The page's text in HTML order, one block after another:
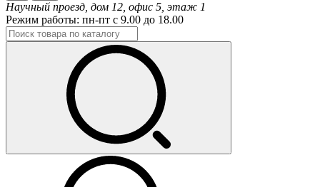
Научный проезд, дом 12, офис 5, этаж 1
Режим работы: пн-пт с 9.00 до 18.00